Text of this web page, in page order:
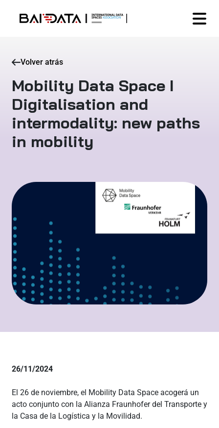
Volver atrás
Mobility Data Space I
Digitalisation and
intermodality: new paths
in mobility
26/11/2024
El 26 de noviembre, el Mobility Data Space acogerá un
acto conjunto con la Alianza Fraunhofer del Transporte y
la Casa de la Logística y la Movilidad.